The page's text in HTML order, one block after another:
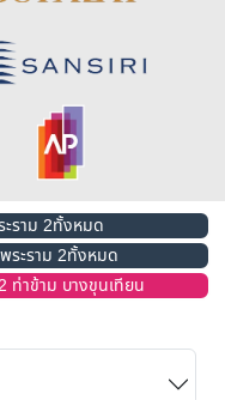
ะราม 2ทั้งหมด
ระราม 2ทั้งหมด
ท่าข้าม บางขุนเทียน